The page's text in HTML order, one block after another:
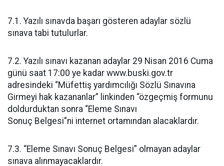
7.1. Yazılı sınavda başarı gösteren adaylar sözlü
sınava tabi tutulurlar.
7.2. Yazılı sınavı kazanan adaylar 29 Nisan 2016 Cuma
günü saat 17:00 ye kadar www.buski.gov.tr
adresindeki “Müfettiş yardımcılığı Sözlü Sınavına
Girmeyi hak kazananlar” linkinden “özgeçmiş formunu
doldurduktan sonra “Eleme Sınavı
Sonuç Belgesi”ni internet ortamından alacaklardır.
7.3. “Eleme Sınavı Sonuç Belgesi” olmayan adaylar
sınava alınmayacaklardır.